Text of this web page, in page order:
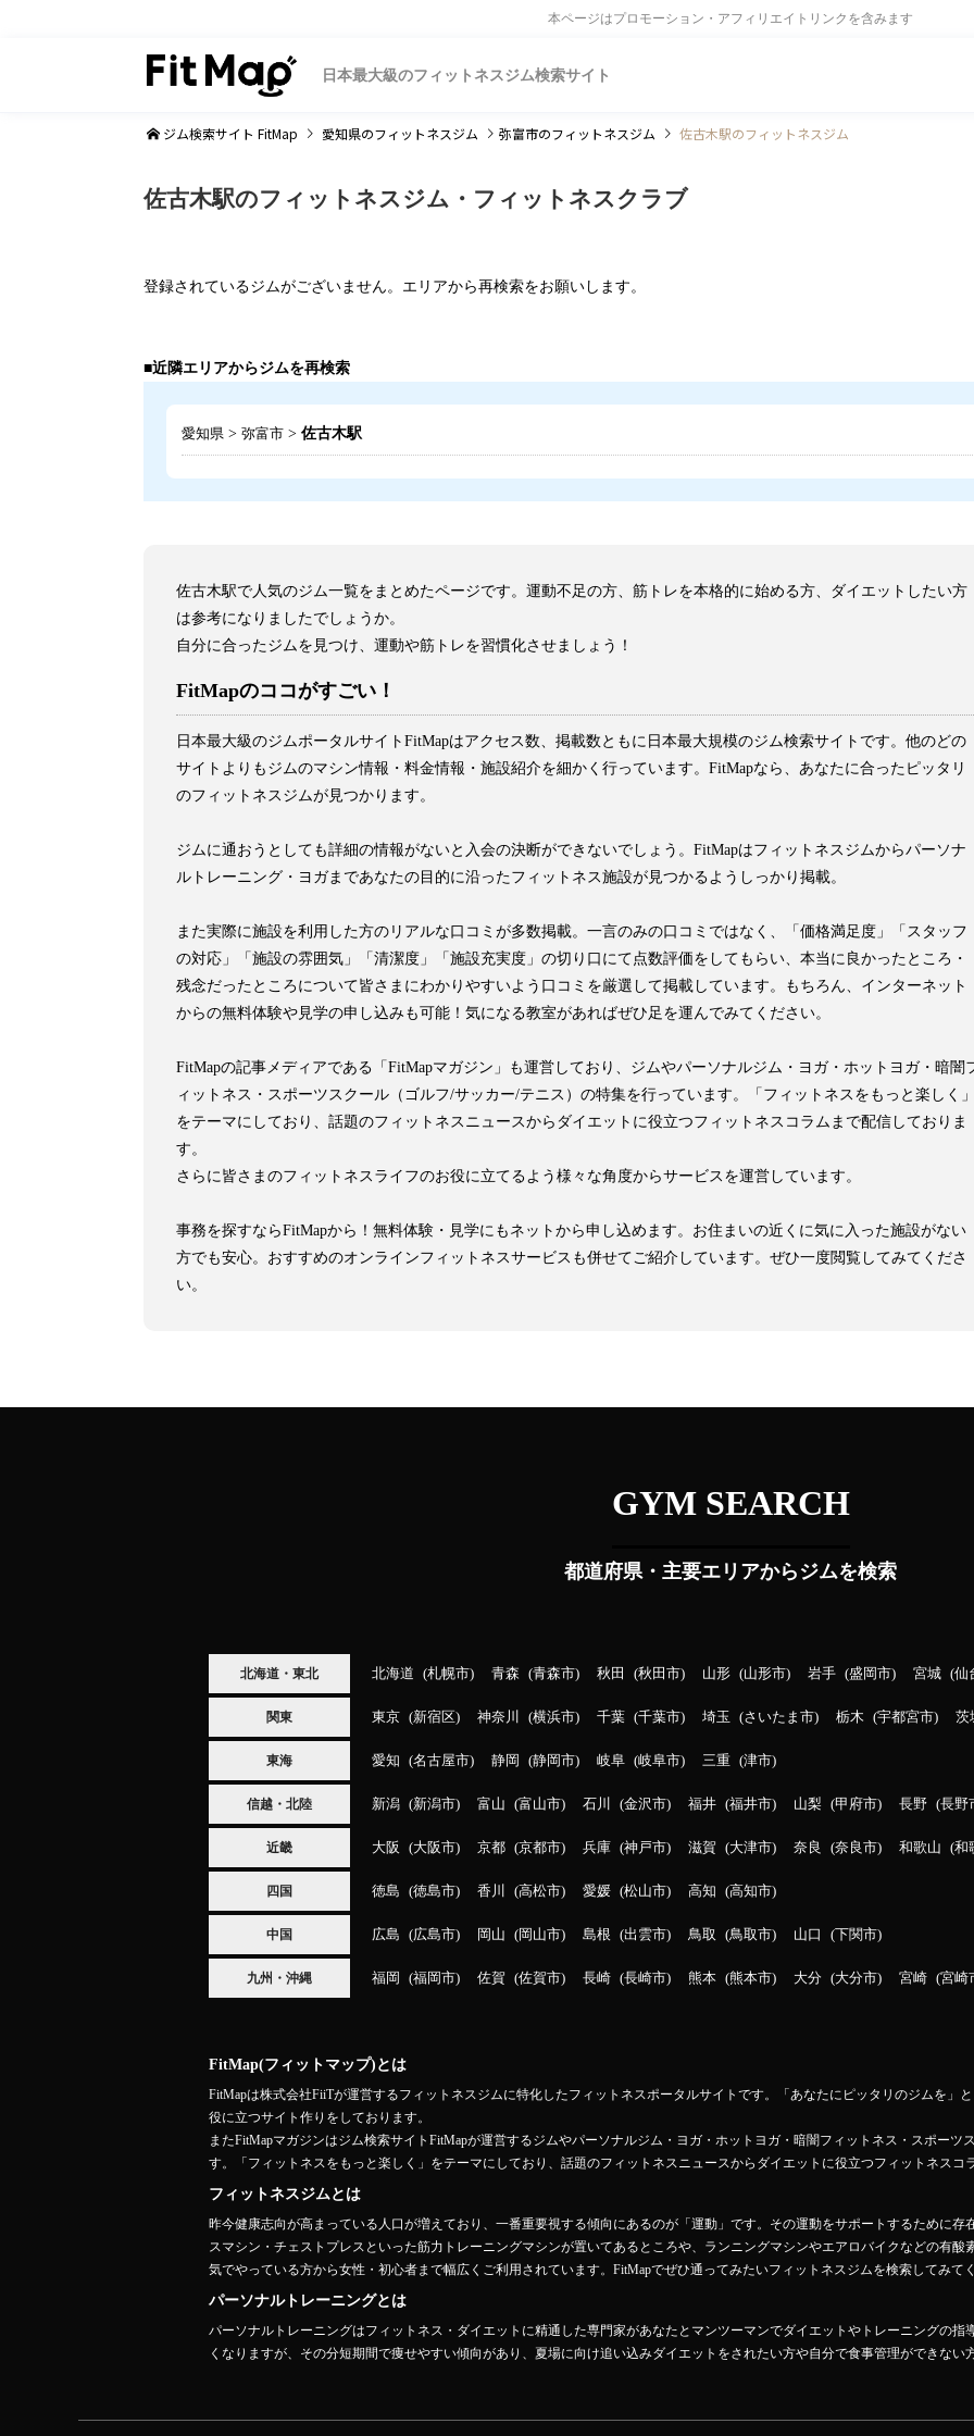
本ページはプロモーション・アフィリエイトリンクを含みます
日本最大級のフィットネスジム検索サイト
ジム検索サイト FitMap 愛知県のフィットネスジム 弥富市のフィットネスジム 佐古木駅のフィットネスジム
佐古木駅のフィットネスジム・フィットネスクラブ
登録されているジムがございません。エリアから再検索をお願いします。
■近隣エリアからジムを再検索
愛知県 > 弥富市 > 佐古木駅
佐古木駅で人気のジム一覧をまとめたページです。運動不足の方、筋トレを本格的に始める方、ダイエットしたい方
は参考になりましたでしょうか。
自分に合ったジムを見つけ、運動や筋トレを習慣化させましょう！
FitMapのココがすごい！
日本最大級のジムポータルサイトFitMapはアクセス数、掲載数ともに日本最大規模のジム検索サイトです。他のどの
サイトよりもジムのマシン情報・料金情報・施設紹介を細かく行っています。FitMapなら、あなたに合ったピッタリ
のフィットネスジムが見つかります。
ジムに通おうとしても詳細の情報がないと入会の決断ができないでしょう。FitMapはフィットネスジムからパーソナ
ルトレーニング・ヨガまであなたの目的に沿ったフィットネス施設が見つかるようしっかり掲載。
また実際に施設を利用した方のリアルな口コミが多数掲載。一言のみの口コミではなく、「価格満足度」「スタッフ
の対応」「施設の雰囲気」「清潔度」「施設充実度」の切り口にて点数評価をしてもらい、本当に良かったところ・
残念だったところについて皆さまにわかりやすいよう口コミを厳選して掲載しています。もちろん、インターネット
からの無料体験や見学の申し込みも可能！気になる教室があればぜひ足を運んでみてください。
FitMapの記事メディアである「FitMapマガジン」も運営しており、ジムやパーソナルジム・ヨガ・ホットヨガ・暗闇
ィットネス・スポーツスクール（ゴルフ/サッカー/テニス）の特集を行っています。「フィットネスをもっと楽しく
をテーマにしており、話題のフィットネスニュースからダイエットに役立つフィットネスコラムまで配信しておりま
す。
さらに皆さまのフィットネスライフのお役に立てるよう様々な角度からサービスを運営しています。
事務を探すならFitMapから！無料体験・見学にもネットから申し込めます。お住まいの近くに気に入った施設がない
方でも安心。おすすめのオンラインフィットネスサービスも併せてご紹介しています。ぜひ一度閲覧してみてくださ
い。
GYM SEARCH
都道府県・主要エリアからジムを検索
北海道・東北 北海道 札幌市 青森 青森市 秋田 秋田市 山形 山形市 岩手 盛岡市 宮城 仙
関東 東京 新宿区 神奈川 横浜市 千葉 千葉市 埼玉 さいたま市 栃木 宇都宮市 茨
東海 愛知 名古屋市 静岡 静岡市 岐阜 岐阜市 三重 津市
信越・北陸 新潟 新潟市 富山 富山市 石川 金沢市 福井 福井市 山梨 甲府市 長野 長野
近畿 大阪 大阪市 京都 京都市 兵庫 神戸市 滋賀 大津市 奈良 奈良市 和歌山 和
四国 徳島 徳島市 香川 高松市 愛媛 松山市 高知 高知市
中国 広島 広島市 岡山 岡山市 島根 出雲市 鳥取 鳥取市 山口 下関市
九州・沖縄 福岡 福岡市 佐賀 佐賀市 長崎 長崎市 熊本 熊本市 大分 大分市 宮崎 宮崎
FitMap(フィットマップ)とは
FitMapは株式会社FiiTが運営するフィットネスジムに特化したフィットネスポータルサイトです。「あなたにピッタリのジムを」
役に立つサイト作りをしております。
またFitMapマガジンはジム検索サイトFitMapが運営するジムやパーソナルジム・ヨガ・ホットヨガ・暗闇フィットネス・スポー
す。「フィットネスをもっと楽しく」をテーマにしており、話題のフィットネスニュースからダイエットに役立つフィットネスコ
フィットネスジムとは
昨今健康志向が高まっている人口が増えており、一番重要視する傾向にあるのが「運動」です。その運動をサポートするために
スマシン・チェストプレスといった筋力トレーニングマシンが置いてあるところや、ランニングマシンやエアロバイクなどの有
気でやっている方から女性・初心者まで幅広くご利用されています。FitMapでぜひ通ってみたいフィットネスジムを検索してみて
パーソナルトレーニングとは
パーソナルトレーニングはフィットネス・ダイエットに精通した専門家があなたとマンツーマンでダイエットやトレーニングの
くなりますが、その分短期間で痩せやすい傾向があり、夏場に向け追い込みダイエットをされたい方や自分で食事管理ができない